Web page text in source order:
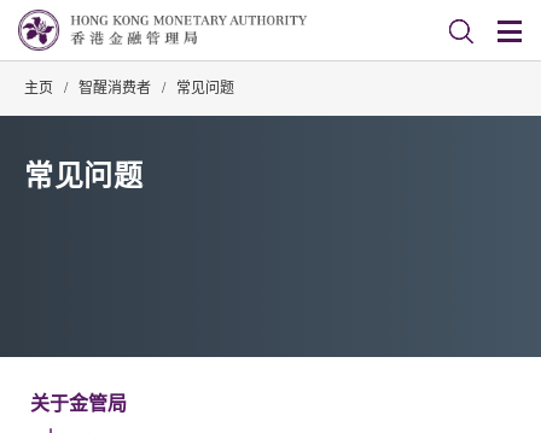
主页 / 智醒消费者 / 常见问题
常见问题
关于金管局